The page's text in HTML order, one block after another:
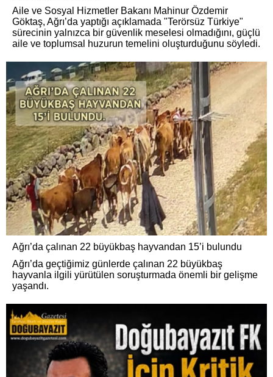
Aile ve Sosyal Hizmetler Bakanı Mahinur Özdemir
Göktaş, Ağrı’da yaptığı açıklamada "Terörsüz Türkiye"
sürecinin yalnızca bir güvenlik meselesi olmadığını, güçlü
aile ve toplumsal huzurun temelini oluşturduğunu söyledi.
Ağrı’da çalınan 22 büyükbaş hayvandan 15’i bulundu
Ağrı’da geçtiğimiz günlerde çalınan 22 büyükbaş
hayvanla ilgili yürütülen soruşturmada önemli bir gelişme
yaşandı.